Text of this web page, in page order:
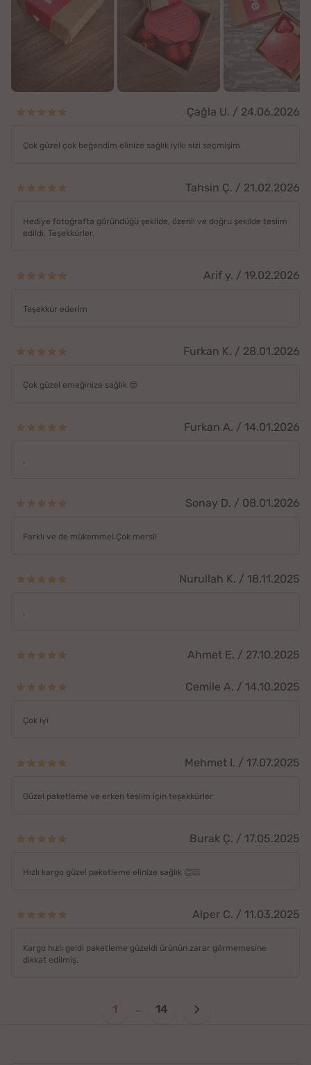
Çağla U. / 24.06.2026
Çok güzel çok beğendim elinize sağlık iyiki sizi seçmişim
Tahsin Ç. / 21.02.2026
Hediye fotoğrafta göründüğü şekilde, özenli ve doğru şekilde teslim
edildi. Teşekkürler.
Arif y. / 19.02.2026
Teşekkür ederim
Furkan K. / 28.01.2026
Çok güzel emeğinize sağlık 😍
Furkan A. / 14.01.2026
Sonay D. / 08.01.2026
Farklı ve de mükemmel.Çok mersi!
Nurullah K. / 18.11.2025
Ahmet E. / 27.10.2025
Cemile A. / 14.10.2025
Çok iyi
Mehmet I. / 17.07.2025
Güzel paketleme ve erken teslim için teşekkürler
Burak Ç. / 17.05.2025
Hızlı kargo güzel paketleme elinize sağlık 👏🏻
Alper C. / 11.03.2025
Kargo hızlı geldi paketleme güzeldi ürünün zarar görmemesine
dikkat edilmiş.
1 ... 14